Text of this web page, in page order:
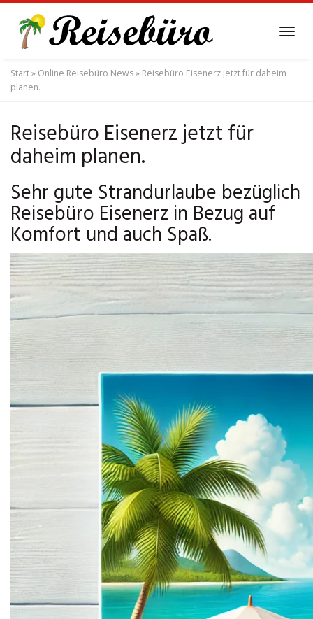
main
content
Start» Online Reisebüro News» Reisebüro Eisenerz jetzt für daheim
planen.
Reisebüro Eisenerz jetzt für
daheim planen.
Sehr gute Strandurlaube bezüglich
Reisebüro Eisenerz in Bezug auf
Komfort und auch Spaß.